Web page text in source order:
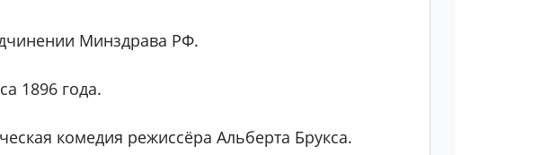
Минздрава РФ.
1896 года.
комедия режиссёра Альберта Брукса.